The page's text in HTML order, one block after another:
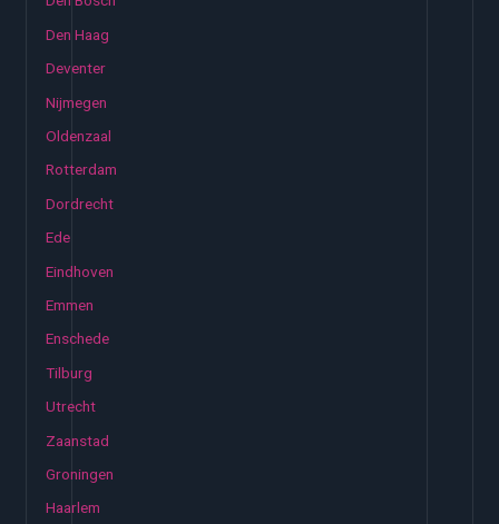
Den Haag
Deventer
Nijmegen
Oldenzaal
Rotterdam
Dordrecht
Ede
Eindhoven
Emmen
Enschede
Tilburg
Utrecht
Zaanstad
Groningen
Haarlem